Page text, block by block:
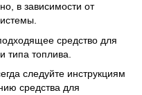
в зависимости от
средство для
типа топлива.
следуйте инструкциям
средства для